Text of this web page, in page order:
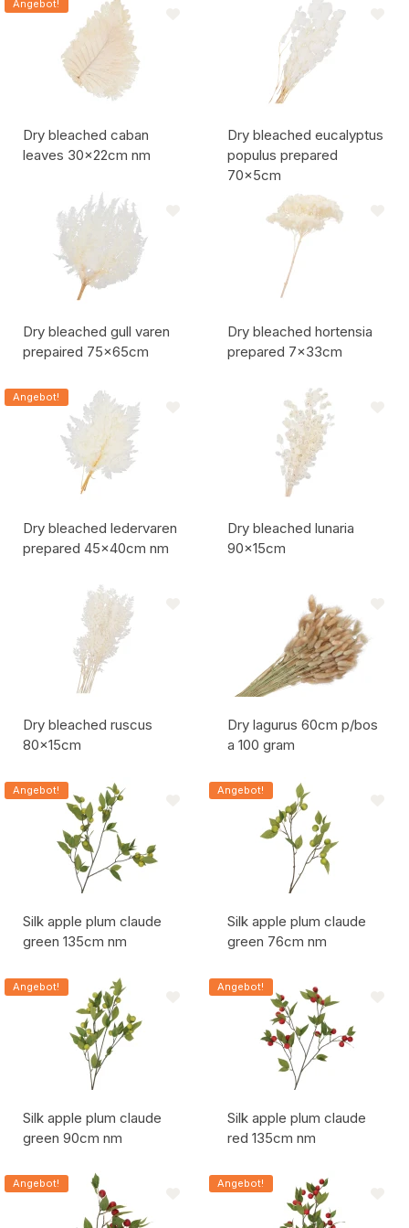
Angebot!
Dry bleached caban
leaves 30x22cm nm
Dry bleached eucalyptus
populus prepared
70x5cm
Artikelcode:
Dry bleached gull varen
prepaired 75x65cm
Artikelcode:
Dry bleached hortensia
prepared 7x33cm
Angebot!
Dry bleached ledervaren
prepared 45x40cm nm
Dry bleached lunaria
90x15cm
Dry bleached ruscus
80x15cm
Artikelcode:
Dry lagurus 60cm p/bos
a 100 gram
Artikelcode:
Angebot!
Silk apple plum claude
green 135cm nm
Artikelcode:
Angebot!
Silk apple plum claude
green 76cm nm
Artikelcode:
Angebot!
Silk apple plum claude
green 90cm nm
Artikelcode:
Angebot!
Silk apple plum claude
red 135cm nm
Artikelcode:
Angebot! Angebot!